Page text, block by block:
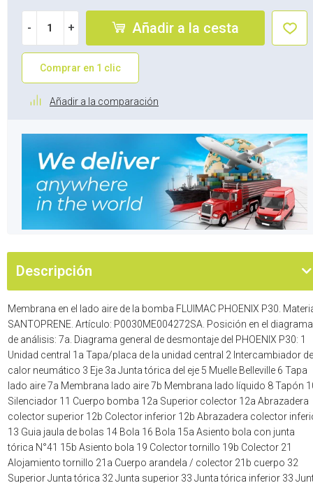
- + Añadir a la cesta
Comprar en 1 clic
Añadir a la comparación
Descripción
Membrana en el lado aire de la bomba FLUIMAC PHOENIX P30.
SANTOPRENE. Artículo: P0030ME004272SA. Posición en el diagrama
de análisis: 7a. Diagrama general de desmontaje del PHOENIX P30: 1
Unidad central 1a Tapa/placa de la unidad central 2 Intercambiador de
calor neumático 3 Eje 3a Junta tórica del eje 5 Muelle Belleville 6 Tapa
lado aire 7a Membrana lado aire 7b Membrana lado líquido 8 Tapón
Silenciador 11 Cuerpo bomba 12a Superior colector 12a Abrazadera
colector superior 12b Colector inferior 12b Abrazadera colector
13 Guia jaula de bolas 14 Bola 16 Bola 15a Asiento bola con junta
tórica N°41 15b Asiento bola 19 Colector tornillo 19b Colector 21
Alojamiento tornillo 21a Cuerpo arandela / colector 21b cuerpo 32
Superior Junta tórica 32 Junta superior 33 Junta tórica inferior 33